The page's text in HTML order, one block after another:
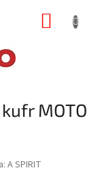
MOTO
A SPIRIT